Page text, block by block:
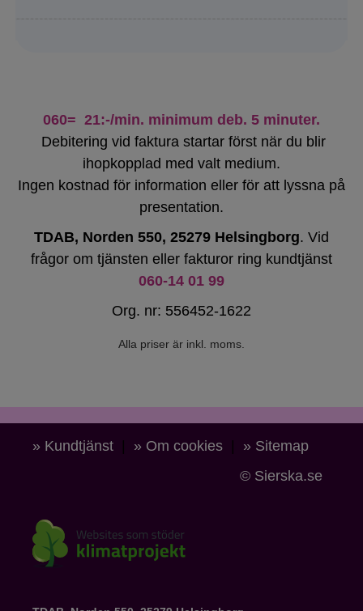
060= 21:-/min. minimum deb. 5 minuter.
Debitering vid faktura startar först när du blir
ihopkopplad med valt medium.
Ingen kostnad för information eller för att lyssna på
presentation.
TDAB, Norden 550, 25279 Helsingborg. Vid
frågor om tjänsten eller fakturor ring kundtjänst
060-14 01 99
Org. nr: 556452-1622
Alla priser är inkl. moms.
» Kundtjänst | » Om cookies |
» Sitemap
© Sierska.se